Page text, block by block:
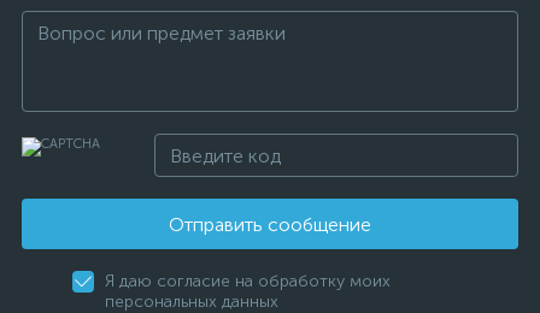
Отправить сообщение
Я даю согласие на обработку моих
персональных данных